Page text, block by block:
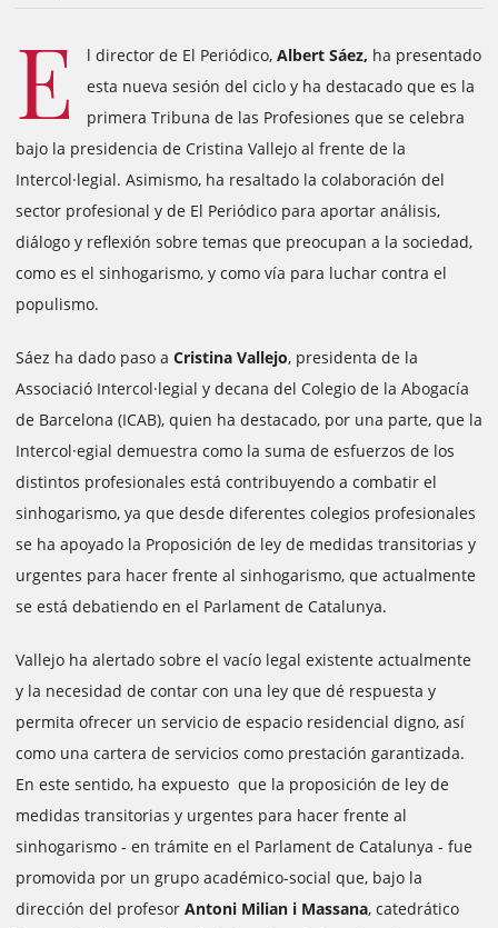
E l director de El Periódico, Albert Sáez, ha presentado
esta nueva sesión del ciclo y ha destacado que es la
primera Tribuna de las Profesiones que se celebra
bajo la presidencia de Cristina Vallejo al frente de la
Intercol·legial. Asimismo, ha resaltado la colaboración del
sector profesional y de El Periódico para aportar análisis,
diálogo y reflexión sobre temas que preocupan a la sociedad,
como es el sinhogarismo, y como vía para luchar contra el
populismo.
Sáez ha dado paso a Cristina Vallejo, presidenta de la
Associació Intercol·legial y decana del Colegio de la Abogacía
de Barcelona (ICAB), quien ha destacado, por una parte, que la
Intercol·egial demuestra como la suma de esfuerzos de los
distintos profesionales está contribuyendo a combatir el
sinhogarismo, ya que desde diferentes colegios profesionales
se ha apoyado la Proposición de ley de medidas transitorias y
urgentes para hacer frente al sinhogarismo, que actualmente
se está debatiendo en el Parlament de Catalunya.
Vallejo ha alertado sobre el vacío legal existente actualmente
y la necesidad de contar con una ley que dé respuesta y
permita ofrecer un servicio de espacio residencial digno, así
como una cartera de servicios como prestación garantizada.
En este sentido, ha expuesto que la proposición de ley de
medidas transitorias y urgentes para hacer frente al
sinhogarismo - en trámite en el Parlament de Catalunya - fue
promovida por un grupo académico-social que, bajo la
dirección del profesor Antoni Milian i Massana, catedrático